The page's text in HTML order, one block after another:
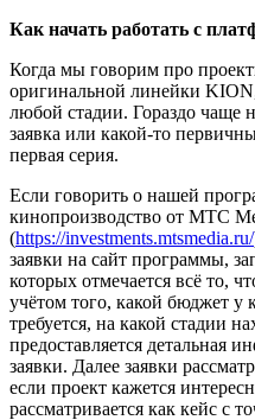
Как начать работать с
Когда мы говорим про
оригинальной линейки
любой стадии. Гораздо чаще
заявка или какой-то
первая серия.
Если говорить о нашей
кинопроизводство от МТС
(https://investments.mtsmedia.ru/
заявки на сайт программы,
которых отмечается всё то,
учётом того, какой бюджет у
требуется, на какой стадии
предоставляется детальная
заявки. Далее заявки
если проект кажется
рассматривается как кейс с